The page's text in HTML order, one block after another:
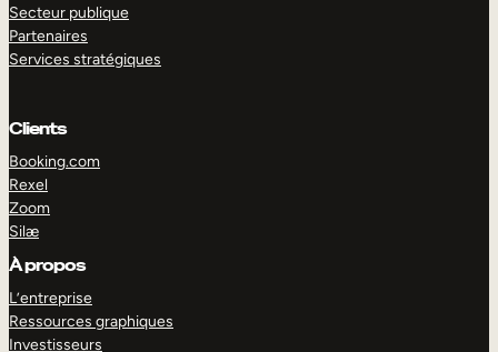
Secteur publique
Partenaires
Services stratégiques
Clients
Booking.com
Rexel
Zoom
Silæ
À propos
L’entreprise
Ressources graphiques
Investisseurs